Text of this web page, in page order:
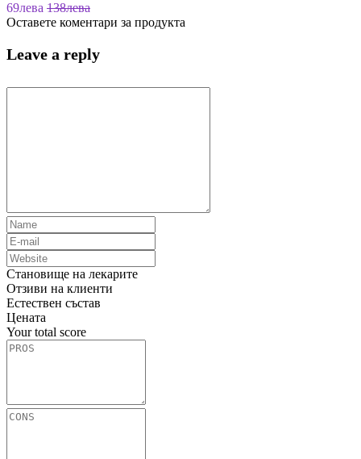
69лева 138лева
Оставете коментари за продукта
Leave a reply
Становище на лекарите
Отзиви на клиенти
Естествен състав
Цената
Your total score